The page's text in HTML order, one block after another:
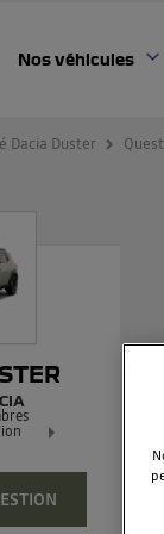
Nos véhicules
Dacia Duster
SUV